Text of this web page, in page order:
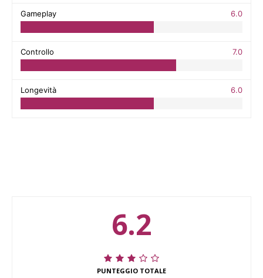
Gameplay 6.0
Controllo 7.0
Longevità 6.0
6.2
PUNTEGGIO TOTALE